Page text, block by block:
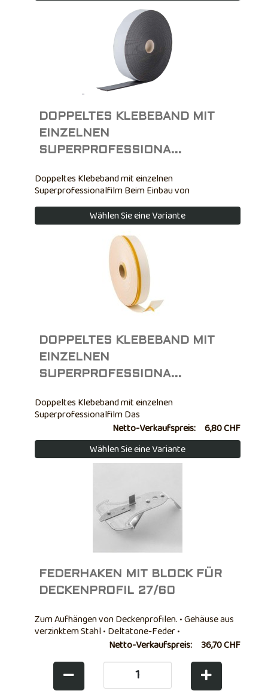
DOPPELTES KLEBEBAND MIT
EINZELNEN
SUPERPROFESSIONA...
Doppeltes Klebeband mit einzelnen
Superprofessionalfilm Beim Einbau von
Trennwänden zur Befestigung der Führungen an der
Bodenbelag (nicht bohren, wo nötig). Für eine
gemeinsame Aktion schnelle Befestigung und
Geräuschreduzierung, aus Polyethylenharz
wasserdicht und verrottungsfest, ungiftig; ...
Wählen Sie eine Variante
DOPPELTES KLEBEBAND MIT
EINZELNEN
SUPERPROFESSIONA...
Doppeltes Klebeband mit einzelnen
Superprofessionalfilm Das
Fugenabdeckgewebeband ist von höchster Qualität
und sehr widerstandsfähig für verschiedene
Anwendungen einsetzbar: • Hervorragend geeignet
für die Befestigung von Löchern in
Netto-Verkaufspreis: 6,80 CHF
Wählen Sie eine Variante
FEDERHAKEN MIT BLOCK FÜR
DECKENPROFIL 27/60
Zum Aufhängen von Deckenprofilen. • Gehäuse aus
verzinktem Stahl • Deltatone-Feder •
FEDERBREITE: 15 mm • FEDERSTÄRKE: 0,7 mm
Netto-Verkaufspreis: 36,70 CHF